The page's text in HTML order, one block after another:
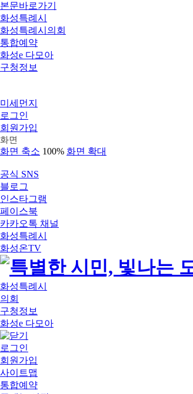
본문바로가기
화성특례시
화성특례시의회
통합예약
화성e 다모아
구청정보
미세먼지
로그인
회원가입
화면
화면 축소 100% 화면 확대
공식 SNS
블로그
인스타그램
페이스북
카카오톡 채널
화성특례시
화성온TV
화성특례시
의회
구청정보
화성e 다모아
로그인
회원가입
사이트맵
통합예약